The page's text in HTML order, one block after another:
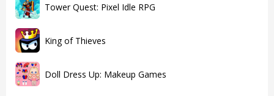
Tower Quest: Pixel Idle RPG
King of Thieves
Doll Dress Up: Makeup Games